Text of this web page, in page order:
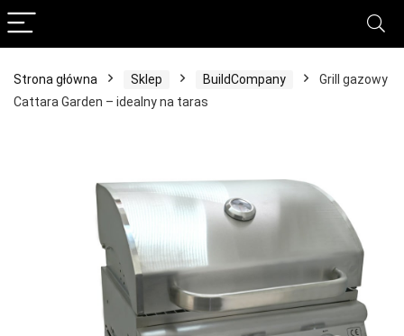
Strona główna Sklep BuildCompany
Grill gazowy
Cattara Garden – idealny na taras